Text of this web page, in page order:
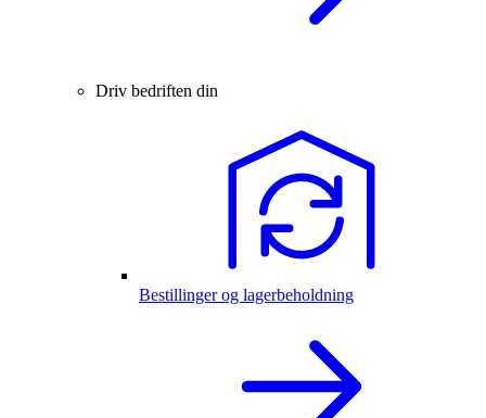
Driv bedriften din
Bestillinger og lagerbeholdning